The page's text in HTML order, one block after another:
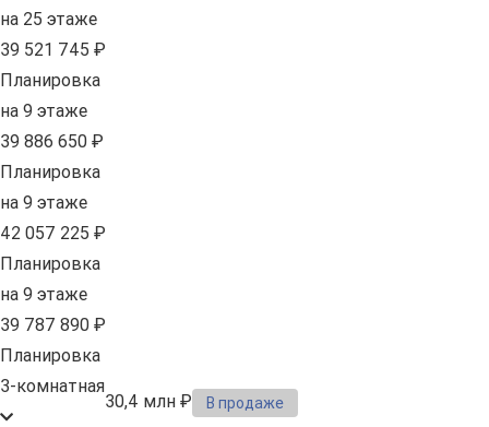
на 25 этаже
39 521 745 ₽
Планировка
на 9 этаже
39 886 650 ₽
Планировка
на 9 этаже
42 057 225 ₽
Планировка
на 9 этаже
39 787 890 ₽
Планировка
3-комнатная
30,4 млн ₽ В продаже